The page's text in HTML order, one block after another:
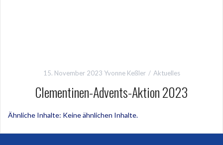
15. November 2023 Yvonne Keßler Aktuelles
Clementinen-Advents-Aktion 2023
Ähnliche Inhalte: Keine ähnlichen Inhalte.